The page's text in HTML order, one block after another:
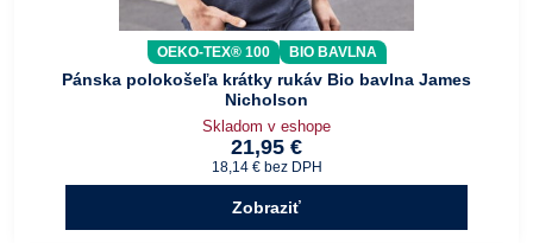
OEKO-TEX® 100 BIO BAVLNA
Pánska polokošeľa krátky rukáv Bio bavlna James
Nicholson
Skladom v eshope
21,95 €
18,14 € bez DPH
Zobraziť